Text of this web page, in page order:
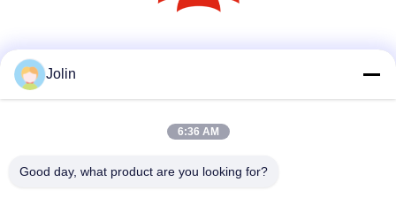
Snel contact
Telefoon
Jolin
6:36 AM
Good day, what product are you looking for?